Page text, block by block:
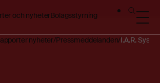
och nyheterBolagsstyrning
nyheter Pressmeddelanden I.A.R.